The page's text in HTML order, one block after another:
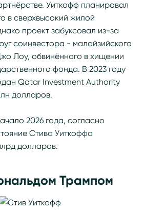
Уиткофф планировал
в сверхвысокий жилой
проект забуксовал из-за
соинвестора - малайзийского
Лоу, обвинённого в хищении
фонда. В 2023 году
Qatar Investment Authority
долларов.
2026 года, согласно
Стива Уиткоффа
долларов.
Трампом